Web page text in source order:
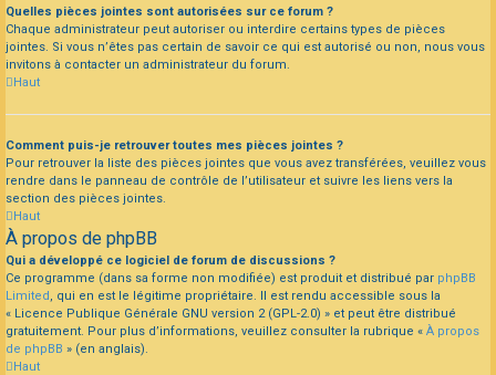
Quelles pièces jointes sont autorisées sur ce forum ?
Chaque administrateur peut autoriser ou interdire certains types de pièces
jointes. Si vous n’êtes pas certain de savoir ce qui est autorisé ou non, nous vous
invitons à contacter un administrateur du forum.
Haut
Comment puis-je retrouver toutes mes pièces jointes ?
Pour retrouver la liste des pièces jointes que vous avez transférées, veuillez vous
rendre dans le panneau de contrôle de l’utilisateur et suivre les liens vers la
section des pièces jointes.
Haut
À propos de phpBB
Qui a développé ce logiciel de forum de discussions ?
Ce programme (dans sa forme non modifiée) est produit et distribué par phpBB
Limited, qui en est le légitime propriétaire. Il est rendu accessible sous la
« Licence Publique Générale GNU version 2 (GPL-2.0) » et peut être distribué
gratuitement. Pour plus d’informations, veuillez consulter la rubrique « À propos
de phpBB » (en anglais).
Haut